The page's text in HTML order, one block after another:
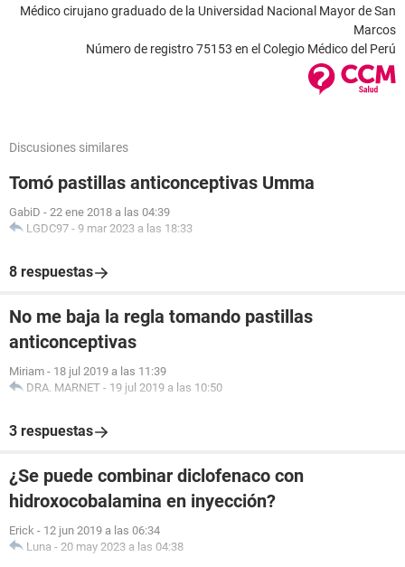
Médico cirujano graduado de la Universidad Nacional Mayor de San
Marcos
Número de registro 75153 en el Colegio Médico del Perú
Discusiones similares
Tomó pastillas anticonceptivas Umma
GabiD - 22 ene 2018 a las 04:39
LGDC97 - 9 mar 2023 a las 18:33
8 respuestas
No me baja la regla tomando pastillas
anticonceptivas
Miriam - 18 jul 2019 a las 11:39
DRA. MARNET - 19 jul 2019 a las 10:50
3 respuestas
¿Se puede combinar diclofenaco con
hidroxocobalamina en inyección?
Erick - 12 jun 2019 a las 06:34
Luna - 20 may 2023 a las 04:38